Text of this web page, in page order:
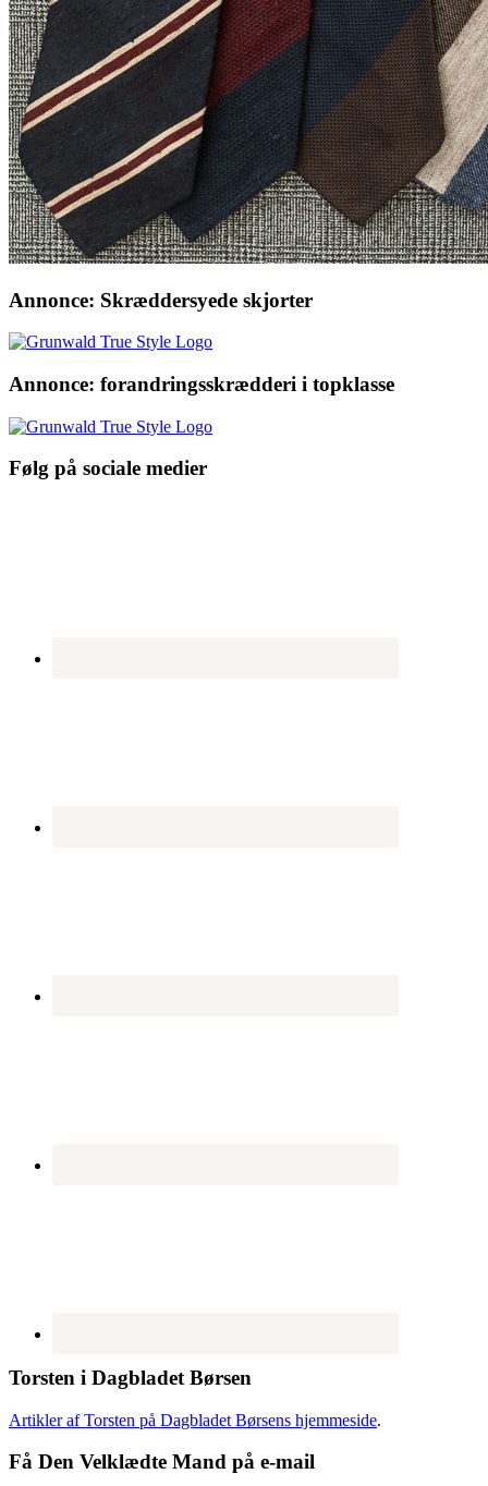
Annonce: Skræddersyede skjorter
Annonce: forandringsskrædderi i topklasse
Følg på sociale medier
Torsten i Dagbladet Børsen
Artikler af Torsten på Dagbladet Børsens hjemmeside.
Få Den Velklædte Mand på e-mail